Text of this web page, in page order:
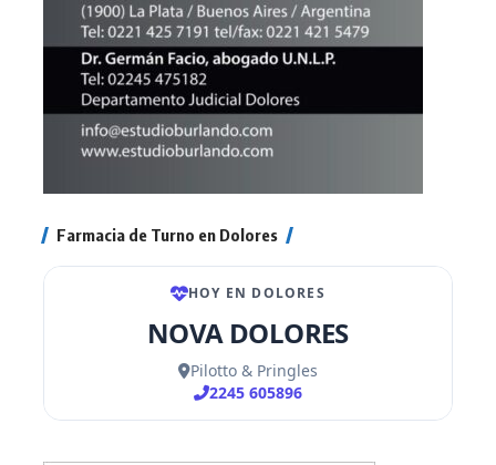
Farmacia de Turno en Dolores